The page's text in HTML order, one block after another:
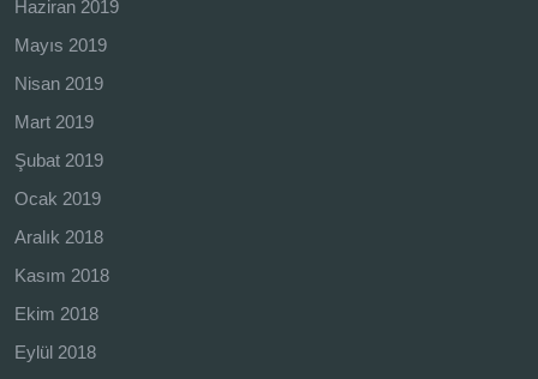
Haziran 2019
Mayıs 2019
Nisan 2019
Mart 2019
Şubat 2019
Ocak 2019
Aralık 2018
Kasım 2018
Ekim 2018
Eylül 2018